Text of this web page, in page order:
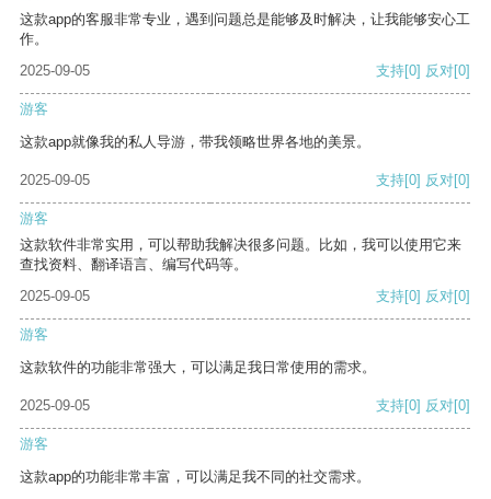
这款app的客服非常专业，遇到问题总是能够及时解决，让我能够安心工
作。
2025-09-05
支持[0] 反对[0]
游客
这款app就像我的私人导游，带我领略世界各地的美景。
2025-09-05 支持[0] 反对[0]
游客
这款软件非常实用，可以帮助我解决很多问题。比如，我可以使用它来
查找资料、翻译语言、编写代码等。
2025-09-05
支持[0] 反对[0]
游客
这款软件的功能非常强大，可以满足我日常使用的需求。
2025-09-05 支持[0] 反对[0]
游客
这款app的功能非常丰富，可以满足我不同的社交需求。